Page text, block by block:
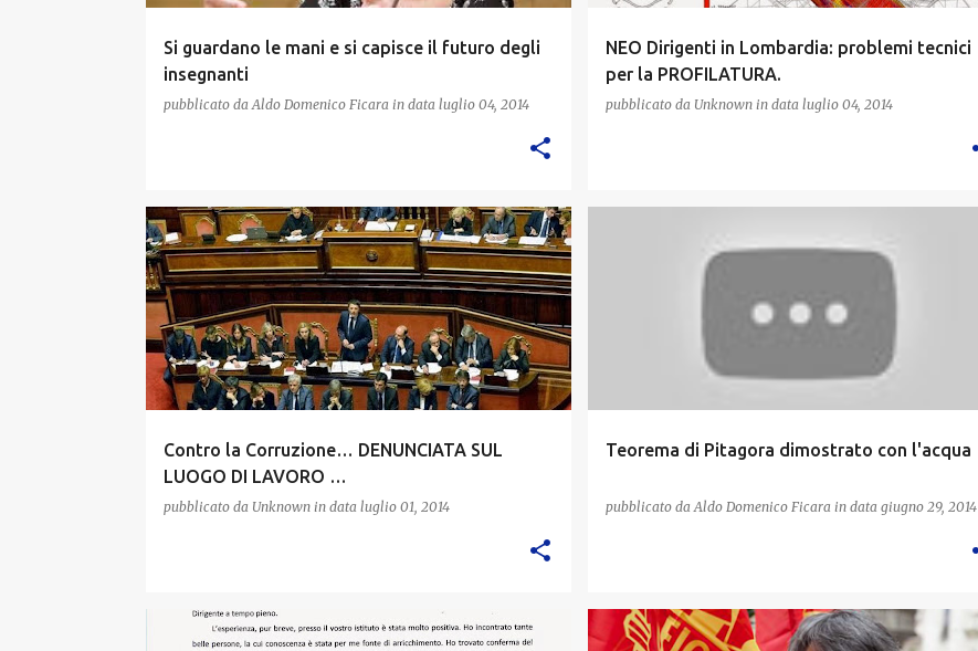
Si guardano le mani e si capisce il futuro degli
insegnanti
pubblicato da Aldo Domenico Ficara in data luglio 04, 2014
NEO Dirigenti in Lombardia: problemi tecnici
per la PROFILATURA.
pubblicato da Unknown in data luglio 04, 2014
Contro la Corruzione… DENUNCIATA SUL
LUOGO DI LAVORO …
pubblicato da Unknown in data luglio 01, 2014
Teorema di Pitagora dimostrato con l'acqua
pubblicato da Aldo Domenico Ficara in data giugno 29, 2014